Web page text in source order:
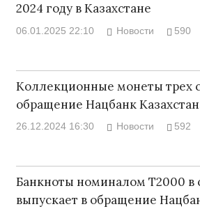
2024 году в Казахстане
06.01.2025 22:10 Новости 590
Коллекционные монеты трех
обращение Нацбанк
26.12.2024 16:30 Новости 592
Банкноты номиналом Т2000 в
выпускает в обращение